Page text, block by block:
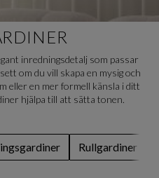
inredningsdetalj som passar
om du vill skapa en mysig och
eller en mer formell känsla i ditt
hjälpa till att sätta tonen.
Rullgardiner